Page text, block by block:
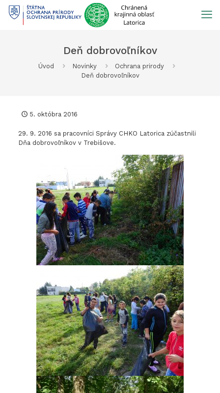
Prejsť
Deň dobrovoľníkov
Úvod Novinky
Ochrana prirody
Deň dobrovoľníkov
5. októbra 2016
29. 9. 2016 sa pracovníci Správy CHKO Latorica zúčastnili
Dňa dobrovoľníkov v Trebišove.